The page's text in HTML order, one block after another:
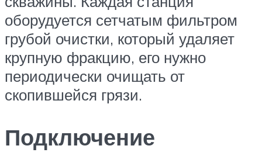
оборудуется сетчатым фильтром
грубой очистки, который удаляет
крупную фракцию, его нужно
периодически очищать от
скопившейся грязи.
Подключение